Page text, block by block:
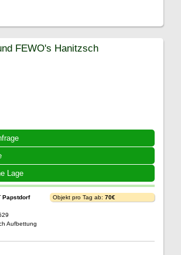
Lage
FEWO's Hanitzsch
Papstdorf
Aufbettung
Objekt pro Tag ab: 70€